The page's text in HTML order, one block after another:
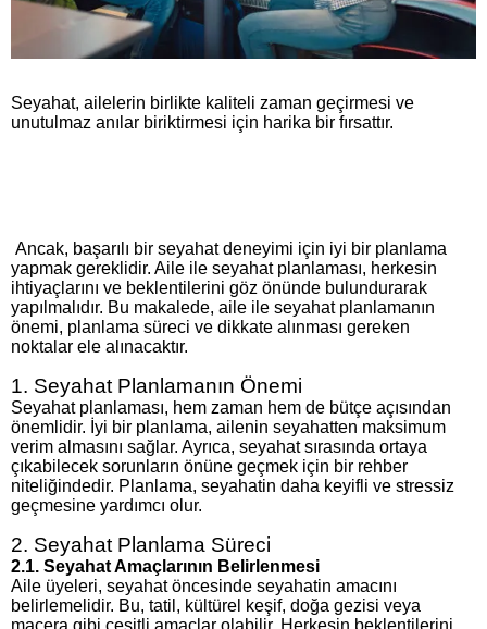
Seyahat, ailelerin birlikte kaliteli zaman geçirmesi ve
unutulmaz anılar biriktirmesi için harika bir fırsattır.
Ancak, başarılı bir seyahat deneyimi için iyi bir planlama
yapmak gereklidir. Aile ile seyahat planlaması, herkesin
ihtiyaçlarını ve beklentilerini göz önünde bulundurarak
yapılmalıdır. Bu makalede, aile ile seyahat planlamanın
önemi, planlama süreci ve dikkate alınması gereken
noktalar ele alınacaktır.
1. Seyahat Planlamanın Önemi
Seyahat planlaması, hem zaman hem de bütçe açısından
önemlidir. İyi bir planlama, ailenin seyahatten maksimum
verim almasını sağlar. Ayrıca, seyahat sırasında ortaya
çıkabilecek sorunların önüne geçmek için bir rehber
niteliğindedir. Planlama, seyahatin daha keyifli ve stressiz
geçmesine yardımcı olur.
2. Seyahat Planlama Süreci
2.1. Seyahat Amaçlarının Belirlenmesi
Aile üyeleri, seyahat öncesinde seyahatin amacını
belirlemelidir. Bu, tatil, kültürel keşif, doğa gezisi veya